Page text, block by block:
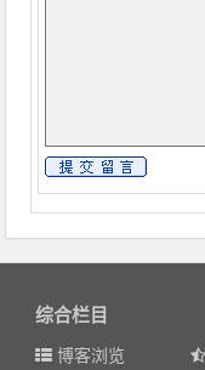
综合栏目
博客浏览